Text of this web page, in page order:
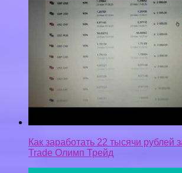
Как заработать 22 тысячи рублей
Trade Олимп Трейд